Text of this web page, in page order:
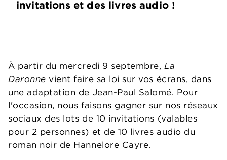
invitations et des livres audio !
À partir du mercredi 9 septembre,La
Daronnevient faire sa loi sur vos écrans, dans
une adaptation de Jean-Paul Salomé. Pour
l'occasion, nous faisons gagner sur nos réseaux
sociaux des lots de 10 invitations (valables
pour 2 personnes) et de 10 livres audio du
roman noir de Hannelore Cayre.